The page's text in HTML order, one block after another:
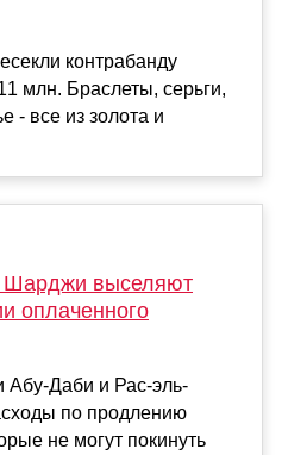
контрабанду
млн. Браслеты, серьги,
- все из золота и
Шарджи выселяют
оплаченного
Абу-Даби и Рас-эль-
по продлению
не могут покинуть